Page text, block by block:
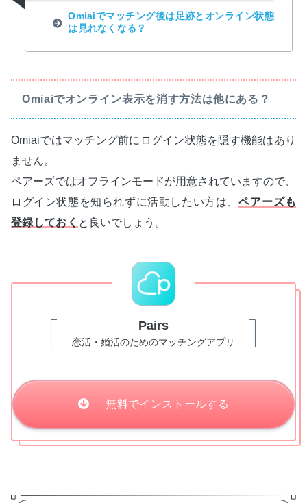
Omiaiでマッチング後は足跡とオンライン状態
は見れなくなる？
Omiaiでオンライン表示を消す方法は他にある？
Omiaiではマッチング前にログイン状態を隠す機能はあり
ません。
ペアーズではオフラインモードが用意されていますので、
ログイン状態を知られずに活動したい方は、 ペアーズも
登録しておく と良いでしょう。
Pairs
恋活・婚活のためのマッチングアプリ
無料でインストールする